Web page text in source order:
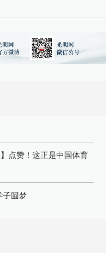
】点赞！这正是中国体育
子圆梦